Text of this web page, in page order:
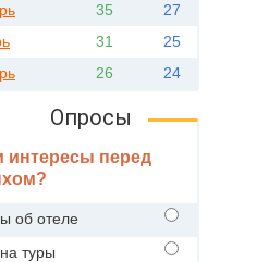
35
27
31
25
26 24
Опросы
интересы перед
об отеле
туры